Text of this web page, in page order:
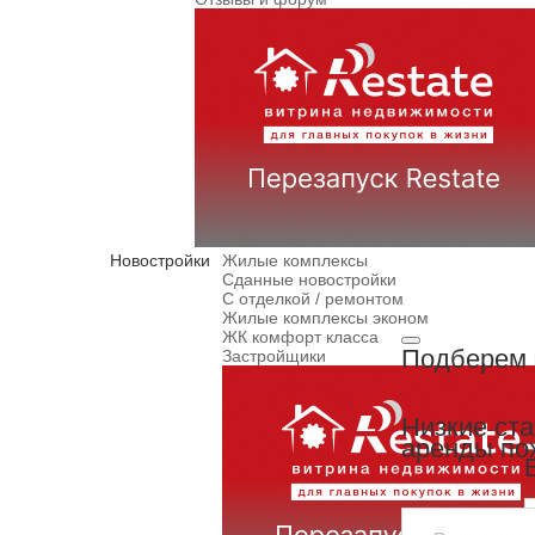
Новостройки
Жилые комплексы
Сданные новостройки
С отделкой / ремонтом
Жилые комплексы эконом
ЖК комфорт класса
Застройщики
Подберем
Низкие
аренды